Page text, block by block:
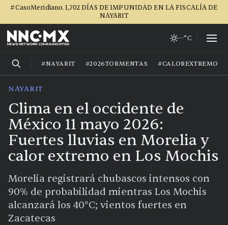
#CasoMeridiano. 1,702 DÍAS DE IMPUNIDAD EN LA FISCALÍA DE
NAYARIT
--°C
#NAYARIT #2026TORMENTAS #CALOREXTREMO
NAYARIT
Clima en el occidente de
México 11 mayo 2026:
Fuertes lluvias en Morelia y
calor extremo en Los Mochis
Morelia registrará chubascos intensos con
90% de probabilidad mientras Los Mochis
alcanzará los 40°C; vientos fuertes en
Zacatecas